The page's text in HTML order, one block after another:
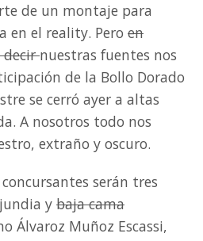
de un montaje para
en el reality. Pero en
decirnuestras fuentes nos
de la Bollo Dorado
se cerró ayer a altas
A nosotros todo nos
extraño y oscuro.
serán tres
y baja cama
Álvaroz Muñoz Escassi,